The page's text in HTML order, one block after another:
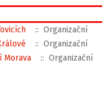
:: Organizační
:: Organizační
Morava
:: Organizační